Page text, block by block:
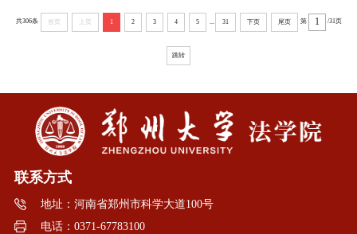
共306条 首页 上页 1 2 3 4 5 ... 31 下页 尾页 第 /31页
跳转
联系方式
地址：河南省郑州市科学大道100号
电话：0371-67783100